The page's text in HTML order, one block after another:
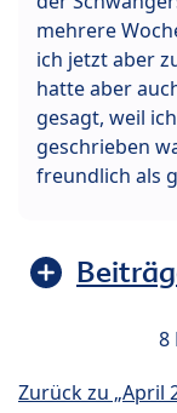
mehrere
ich jetzt aber
hatte aber
gesagt, weil
geschrieben
freundlich als
8
Zurück zu „April